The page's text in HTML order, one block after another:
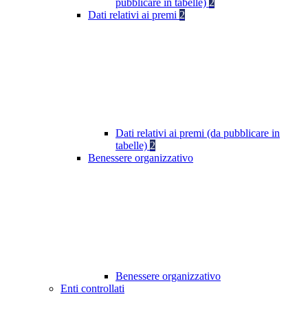
pubblicare in tabelle) 2
Dati relativi ai premi 2
Dati relativi ai premi (da pubblicare in
tabelle) 2
Benessere organizzativo
Benessere organizzativo
Enti controllati